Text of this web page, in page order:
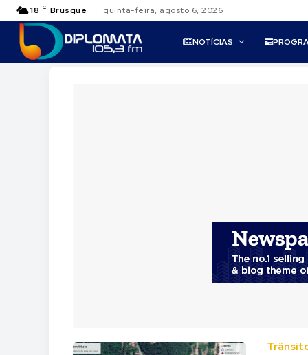
18 C Brusque quinta-feira, agosto 6, 2026
NOTÍCIAS